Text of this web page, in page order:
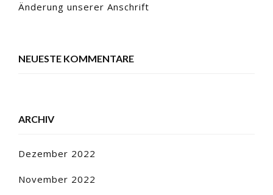
Änderung unserer Anschrift
NEUESTE KOMMENTARE
ARCHIV
Dezember 2022
November 2022